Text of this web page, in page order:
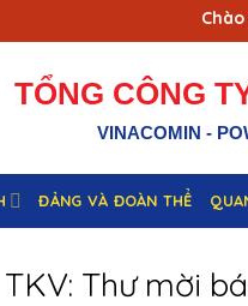
Chào
TỔNG CÔNG
VINACOMIN -
ĐẢNG VÀ ĐOÀN THỂ
Thư mời